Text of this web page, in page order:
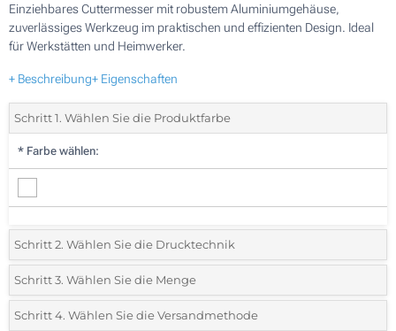
Einziehbares Cuttermesser mit robustem Aluminiumgehäuse,
zuverlässiges Werkzeug im praktischen und effizienten Design. Ideal
für Werkstätten und Heimwerker.
+ Beschreibung+ Eigenschaften
Schritt 1. Wählen Sie die Produktfarbe
* Farbe wählen:
Schritt 2. Wählen Sie die Drucktechnik
*Wählen Sie die Druck- und Farbtechniken für Ihr Logo:
1 Farbig (Auf einer Seite)
Schritt 3. Wählen Sie die Menge
*Bitte wählen Sie Ihre gewünschte Menge
Schritt 4. Wählen Sie die Versandmethode